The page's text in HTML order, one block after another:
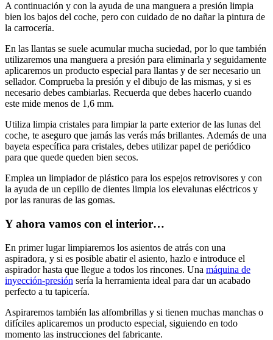
A continuación y con la ayuda de una manguera a presión limpia
bien los bajos del coche, pero con cuidado de no dañar la pintura de
la carrocería.
En las llantas se suele acumular mucha suciedad, por lo que también
utilizaremos una manguera a presión para eliminarla y seguidamente
aplicaremos un producto especial para llantas y de ser necesario un
sellador. Comprueba la presión y el dibujo de las mismas, y si es
necesario debes cambiarlas. Recuerda que debes hacerlo cuando
este mide menos de 1,6 mm.
Utiliza limpia cristales para limpiar la parte exterior de las lunas del
coche, te aseguro que jamás las verás más brillantes. Además de una
bayeta específica para cristales, debes utilizar papel de periódico
para que quede queden bien secos.
Emplea un limpiador de plástico para los espejos retrovisores y con
la ayuda de un cepillo de dientes limpia los elevalunas eléctricos y
por las ranuras de las gomas.
Y ahora vamos con el interior…
En primer lugar limpiaremos los asientos de atrás con una
aspiradora, y si es posible abatir el asiento, hazlo e introduce el
aspirador hasta que llegue a todos los rincones. Una máquina de
inyección-presión sería la herramienta ideal para dar un acabado
perfecto a tu tapicería.
Aspiraremos también las alfombrillas y si tienen muchas manchas o
difíciles aplicaremos un producto especial, siguiendo en todo
momento las instrucciones del fabricante.